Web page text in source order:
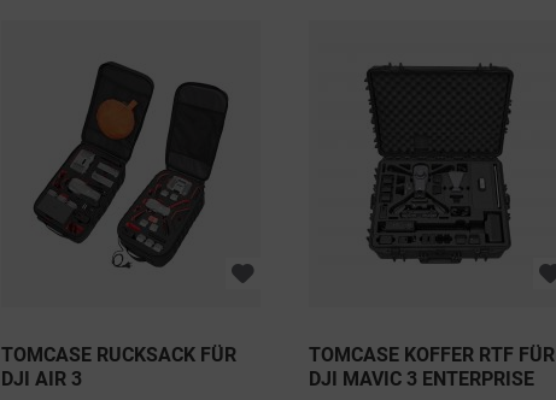
TOMCASE RUCKSACK FÜR
DJI AIR 3
TOMCASE KOFFER RTF FÜR
DJI MAVIC 3 ENTERPRISE